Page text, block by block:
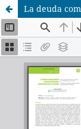
La deuda